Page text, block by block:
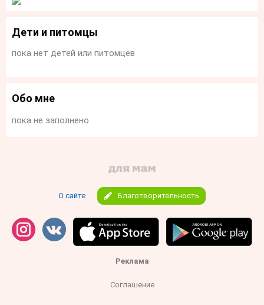
Дети и питомцы
пока нет детей или питомцев
Обо мне
пока не заполнено
О сайте Благотворительность
Реклама
Соглашение